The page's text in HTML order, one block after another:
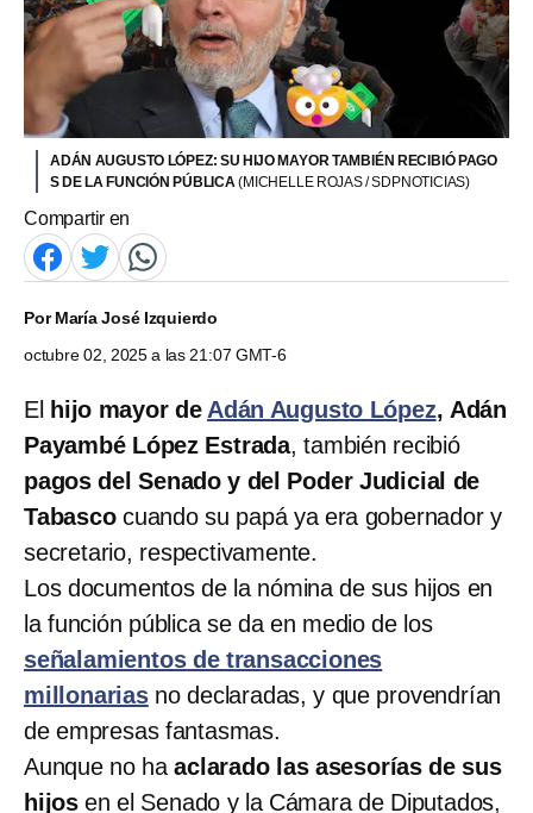
ADÁN AUGUSTO LÓPEZ: SU HIJO MAYOR TAMBIÉN RECIBIÓ PAGO
S DE LA FUNCIÓN PÚBLICA(MICHELLE ROJAS / SDPNOTICIAS)
Compartir en
PorMaría José Izquierdo
octubre 02, 2025 a las 21:07 GMT-6
El hijo mayor de Adán Augusto López, Adán
Payambé López Estrada, también recibió
pagos del Senado y del Poder Judicial de
Tabascocuando su papá ya era gobernador y
secretario, respectivamente.
Los documentos de la nómina de sus hijos en
la función pública se da en medio de los
señalamientos de transacciones
millonariasno declaradas, y que provendrían
de empresas fantasmas.
Aunque no haaclarado las asesorías de sus
hijos en el Senado y la Cámara de Diputados,